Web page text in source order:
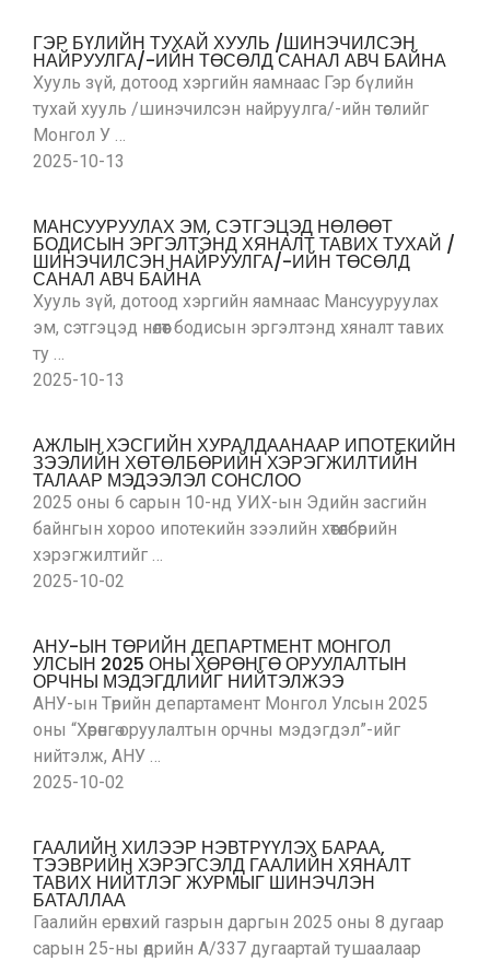
ГЭР БҮЛИЙН ТУХАЙ ХУУЛЬ /ШИНЭЧИЛСЭН
НАЙРУУЛГА/-ИЙН ТӨСӨЛД САНАЛ АВЧ БАЙНА
Хууль зүй, дотоод хэргийн яамнаас Гэр бүлийн
тухай хууль /шинэчилсэн найруулга/-ийн төслийг
Монгол У …
2025-10-13
МАНСУУРУУЛАХ ЭМ, СЭТГЭЦЭД НӨЛӨӨТ
БОДИСЫН ЭРГЭЛТЭНД ХЯНАЛТ ТАВИХ ТУХАЙ /
ШИНЭЧИЛСЭН НАЙРУУЛГА/-ИЙН ТӨСӨЛД
САНАЛ АВЧ БАЙНА
Хууль зүй, дотоод хэргийн яамнаас Мансууруулах
эм, сэтгэцэд нөлөөт бодисын эргэлтэнд хяналт тавих
ту …
2025-10-13
АЖЛЫН ХЭСГИЙН ХУРАЛДААНААР ИПОТЕКИЙН
ЗЭЭЛИЙН ХӨТӨЛБӨРИЙН ХЭРЭГЖИЛТИЙН
ТАЛААР МЭДЭЭЛЭЛ СОНСЛОО
2025 оны 6 сарын 10-нд УИХ-ын Эдийн засгийн
байнгын хороо ипотекийн зээлийн хөтөлбөрийн
хэрэгжилтийг …
2025-10-02
АНУ-ЫН ТӨРИЙН ДЕПАРТМЕНТ МОНГОЛ
УЛСЫН 2025 ОНЫ ХӨРӨНГӨ ОРУУЛАЛТЫН
ОРЧНЫ МЭДЭГДЛИЙГ НИЙТЭЛЖЭЭ
АНУ-ын Төрийн департамент Монгол Улсын 2025
оны “Хөрөнгө оруулалтын орчны мэдэгдэл”-ийг
нийтэлж, АНУ …
2025-10-02
ГААЛИЙН ХИЛЭЭР НЭВТРҮҮЛЭХ БАРАА,
ТЭЭВРИЙН ХЭРЭГСЭЛД ГААЛИЙН ХЯНАЛТ
ТАВИХ НИЙТЛЭГ ЖУРМЫГ ШИНЭЧЛЭН
БАТАЛЛАА
Гаалийн ерөнхий газрын даргын 2025 оны 8 дугаар
сарын 25-ны өдрийн А/337 дугаартай тушаалаар